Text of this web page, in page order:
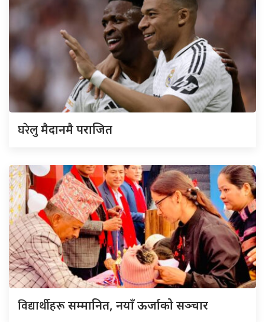
घरेलुमैदानमै पराजित
विद्यार्थीहरूसम्मानित, नयाँ ऊर्जाको सञ्चार